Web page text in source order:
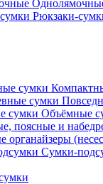
Рюкзаки-
Объёмные
Сумки-